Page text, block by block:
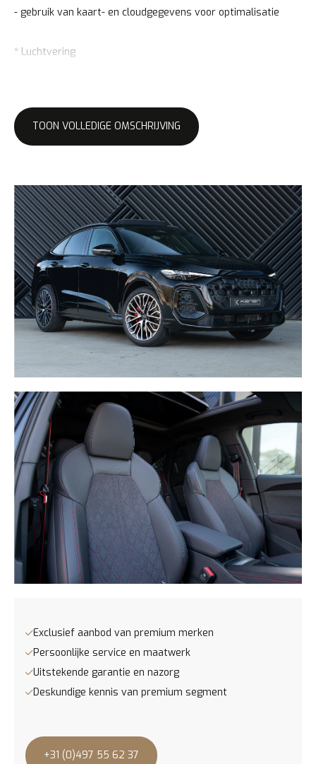
- gebruik van kaart- en cloudgegevens voor optimalisatie
* Luchtvering
- Comfort / Efficiency / Dynamic / Hybride functie
MMI of app) om het interieur naar wens te verlichten
- Lichtstroken: LED-verlichting in de deurpanelen en op het
dashboard
- Interactief: Het licht kan reageren op specifieke acties, zoals
het gebruik van de richtingaanwijzer of bij het in- en
uitstappen
- Voetenruimte & Opbergvakken: Verlichting in de
voetenruimte (voor/achter) en in de deurbakken
* Aanhanger assistent pakket
- Mechanish zwenkbare trekhaak
- Camera ondersteuning koppelen aanhanger
* Exterieurpakket zwart
- Buitenspiegels zwart afwerking
- Raamlijsten zwart afwerking
- Audi logo voor & achter antraciet kleur uitgevoerd
* Portieren led projectie voor
- Bij portieren openen voor S Line logo geprojecteerd op de
grond
* Interieur S met sportstoelen zwart
- Sportstoelen voorin – met betere steun in de zijkanten voor
sportiever comfort
- Bekleding in zwarte stof/lederen combinatie – rode
leder
TOON VOLLEDIGE OMSCHRIJVING
Exclusief aanbod van premium merken
Persoonlijke service en maatwerk
Uitstekende garantie en nazorg
Deskundige kennis van premium segment
+31 (0)497 55 62 37